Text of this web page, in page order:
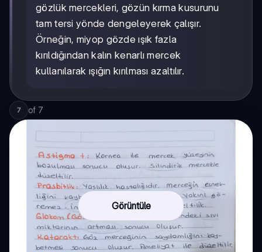
gözlük mercekleri, gözün kırma kusurunu
tam tersi yönde dengeleyerek çalışır.
Örneğin, miyop gözde ışık fazla
kırıldığından kalın kenarlı mercek
kullanılarak ışığın kırılması azaltılır.
7 of 7
Görüntüle